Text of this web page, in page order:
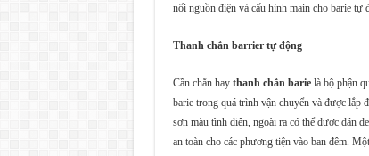
nối nguồn điện và cấu hình main cho barie tự
Thanh chắn barrier tự động
Cần chắn hay thanh chắn barielà bộ phận
barie trong quá trình vận chuyển và được lắp
sơn màu tĩnh điện, ngoài ra có thể được dán
an toàn cho các phương tiện vào ban đêm.